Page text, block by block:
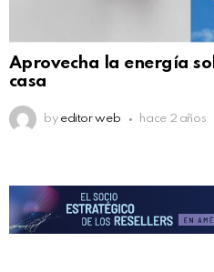
Aprovecha la energía
casa
by editor web hace 2 años